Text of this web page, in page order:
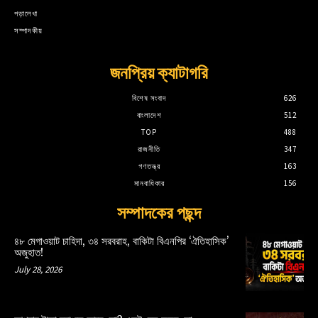
পড়ালেখা
সম্পাদকীয়
জনপ্রিয় ক্যাটাগরি
বিশেষ সংবাদ
626
বাংলাদেশ
512
TOP
488
রাজনীতি
347
গণতন্ত্র
163
মানবাধিকার
156
সম্পাদকের পছন্দ
৪৮ মেগাওয়াট চাহিদা, ৩৪ সরবরাহ, বাকিটা বিএনপির ‘ঐতিহাসিক’
অজুহাত!
July 28, 2026